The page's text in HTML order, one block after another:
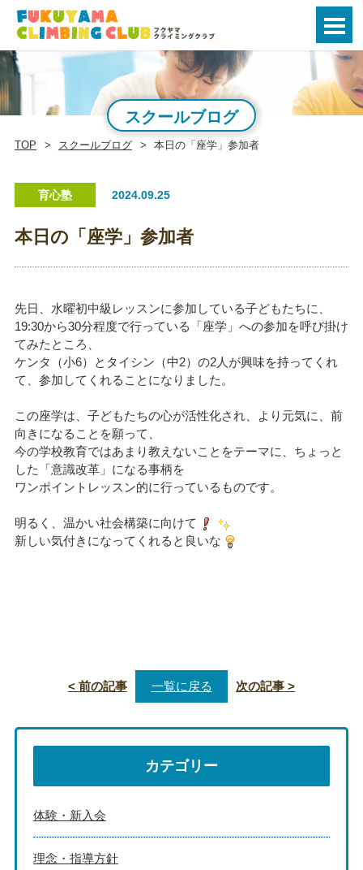
スクールブログ
TOP スクールブログ 本日の「座学」参加者
育心塾 2024.09.25
本日の「座学」参加者
先日、水曜初中級レッスンに参加している子どもたちに、
19:30から30分程度で行っている「座学」への参加を呼び掛け
てみたところ、
ケンタ（小6）とタイシン（中2）の2人が興味を持ってくれ
て、参加してくれることになりました。
この座学は、子どもたちの心が活性化され、より元気に、前
向きになることを願って、
今の学校教育ではあまり教えないことをテーマに、ちょっと
した「意識改革」になる事柄を
ワンポイントレッスン的に行っているものです。
明るく、温かい社会構築に向けて
新しい気付きになってくれると良いな
< 前の記事 一覧に戻る 次の記事 >
カテゴリー
体験・新入会
理念・指導方針